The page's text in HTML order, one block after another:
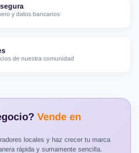
y datos bancarios
de nuestra comunidad
Vende en
locales y haz crecer tu marca
rápida y sumamente sencilla.